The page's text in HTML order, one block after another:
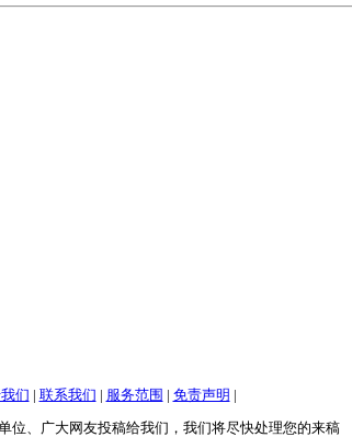
们 | 联系我们 | 服务范围 | 免责声明 |
位、广大网友投稿给我们，我们将尽快处理您的来稿